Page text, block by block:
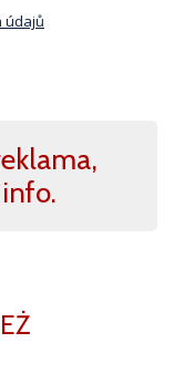
údajů